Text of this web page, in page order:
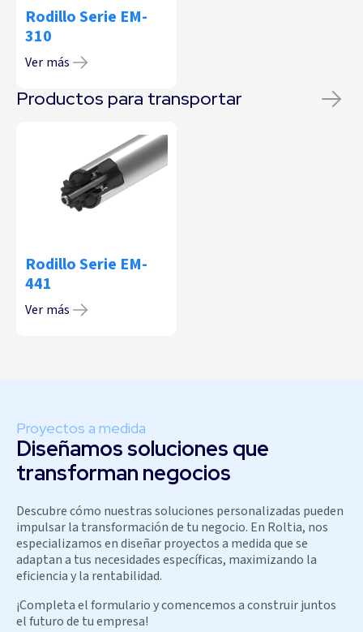
Rodillo Serie EM-
310
Ver más
Productos para transportar
Rodillo Serie EM-
441
Ver más
Proyectos a medida
Diseñamos soluciones que
transforman negocios
Descubre cómo nuestras soluciones personalizadas pueden
impulsar la transformación de tu negocio. En Roltia, nos
especializamos en diseñar proyectos a medida que se
adaptan a tus necesidades específicas, maximizando la
eficiencia y la rentabilidad.
¡Completa el formulario y comencemos a construir juntos
el futuro de tu empresa!